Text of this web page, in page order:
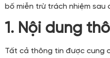
bố miễn trừ trách nhiệm sau
1. Nội dung
Tất cả thông tin được cung